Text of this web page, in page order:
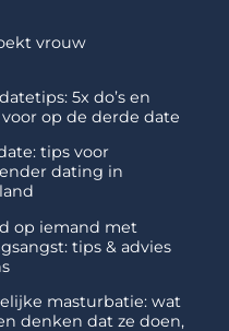
vrouw
5x do’s en
voor op de derde date
tips voor
dating in
op iemand met
tips & advies
masturbatie: wat
denken dat ze doen,